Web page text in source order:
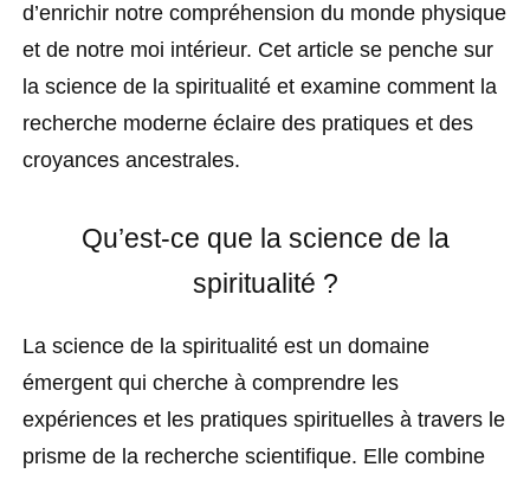
d’enrichir notre compréhension du monde physique
et de notre moi intérieur. Cet article se penche sur
la science de la spiritualité et examine comment la
recherche moderne éclaire des pratiques et des
croyances ancestrales.
Qu’est-ce que la science de la
spiritualité ?
La science de la spiritualité est un domaine
émergent qui cherche à comprendre les
expériences et les pratiques spirituelles à travers le
prisme de la recherche scientifique. Elle combine